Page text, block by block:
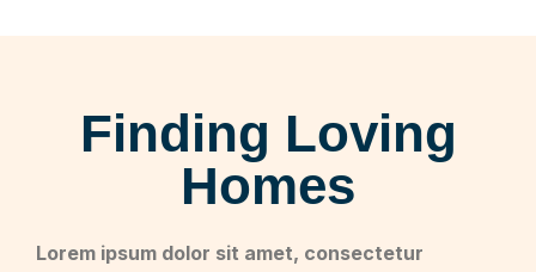
Finding Loving
Homes
Lorem ipsum dolor sit amet, consectetur